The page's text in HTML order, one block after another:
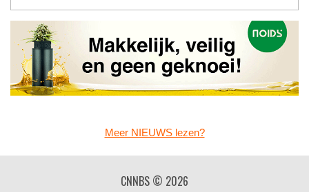
Meer NIEUWS lezen?
CNNBS © 2026